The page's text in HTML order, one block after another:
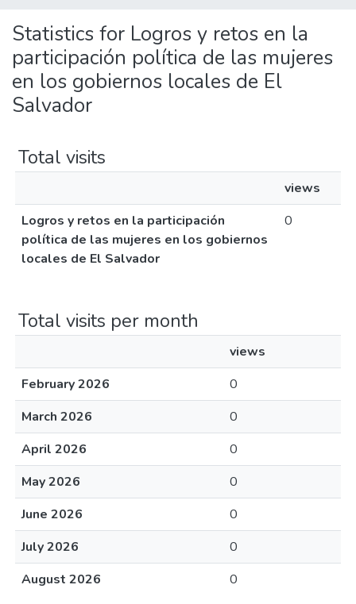
Statistics for Logros y retos en la
participación política de las mujeres
en los gobiernos locales de El
Salvador
Total visits
views
Logros y retos en la participación
política de las mujeres en los gobiernos
locales de El Salvador
0
Total visits per month
views
February 2026
0
March 2026
0
April 2026
0
May 2026
0
June 2026
0
July 2026
0
August 2026
0